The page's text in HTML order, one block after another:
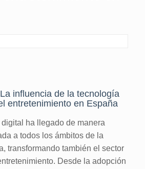
influencia de la tecnología
entretenimiento en España
digital ha llegado de manera
a todos los ámbitos de la
transformando también el sector
Desde la adopción